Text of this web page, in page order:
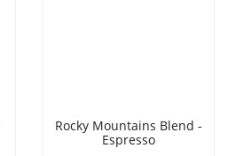
Rocky Mountains Blend -
Espresso